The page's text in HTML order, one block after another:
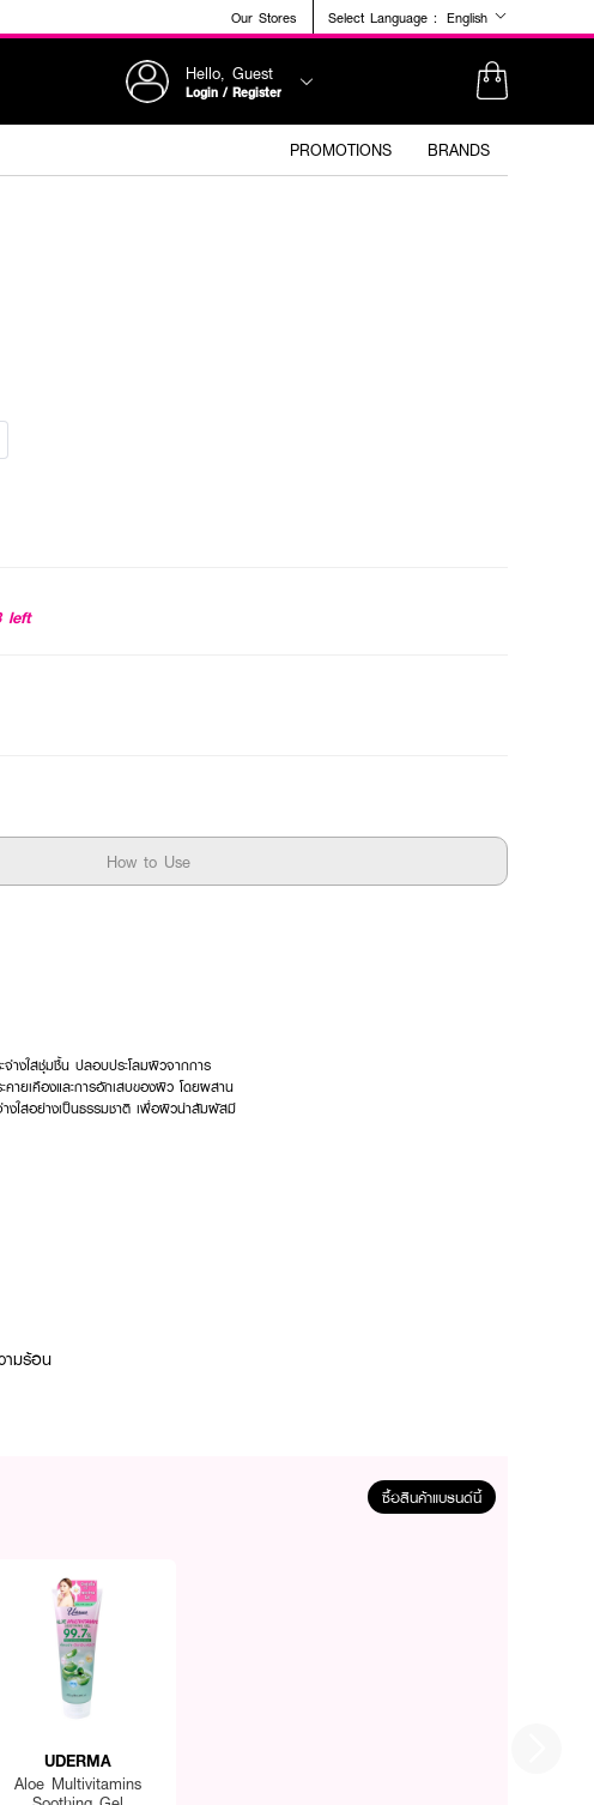
Our Stores Select Language : English
Hello, Guest
Login / Register
PROMOTIONS BRANDS
left
How to Use
จ่างใสชุ่มชื้น ปลอบประโลมผิวจากการ
ายเคืองและการอักเสบของผิว โดยผสาน
ใสอย่างเป็นธรรมชาติ เพื่อผิวน่าสัมผัสมี
ามร้อน
ซื้อสินค้าแบรนด์นี้
UDERMA
Aloe Multivitamins